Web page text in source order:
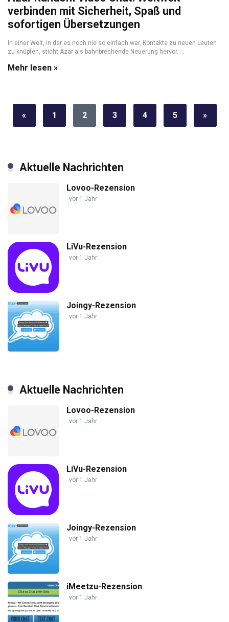
verbinden mit Sicherheit, Spaß und
sofortigen Übersetzungen
In einer Welt, in der es noch nie so einfach war, Kontakte zu neuen Leuten
zu knüpfen, sticht Azar als bahnbrechende Neuerung hervor. ...
Mehr lesen »
« 1 2 3 4 5 »
Aktuelle Nachrichten
Lovoo-Rezension
vor 1 Jahr
LiVu-Rezension
vor 1 Jahr
Joingy-Rezension
vor 1 Jahr
Aktuelle Nachrichten
Lovoo-Rezension
vor 1 Jahr
LiVu-Rezension
vor 1 Jahr
Joingy-Rezension
vor 1 Jahr
iMeetzu-Rezension
vor 1 Jahr